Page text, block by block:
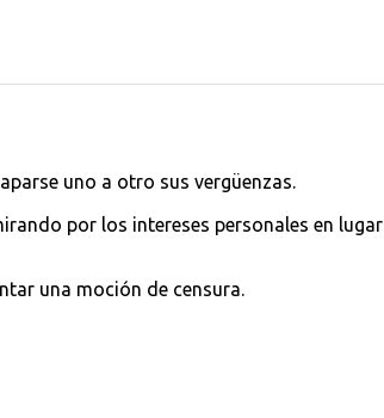
uno a otro sus vergüenzas.
por los intereses personales en
una moción de censura.